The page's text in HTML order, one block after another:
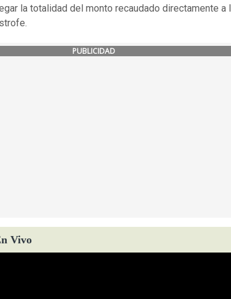
la totalidad del monto recaudado directamente a
PUBLICIDAD
Vivo